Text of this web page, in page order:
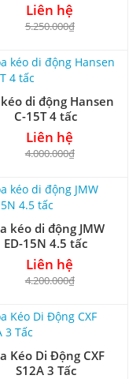
Liên hệ
5.250.000₫
di động Hansen
C-15T 4 tấc
Liên hệ
4.000.000₫
kéo di động JMW
ED-15N 4.5 tấc
Liên hệ
4.200.000₫
Kéo Di Động CXF
S12A 3 Tấc